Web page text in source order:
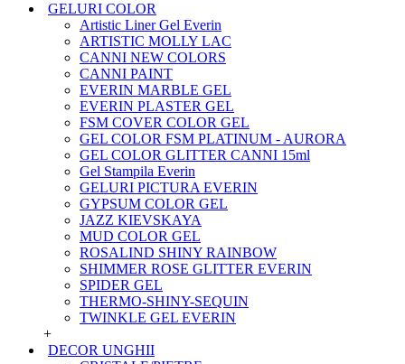
GELURI COLOR
Artistic Liner Gel Everin
ARTISTIC MOLLY LAC
CANNI NEW COLORS
CANNI PAINT
EVERIN MARBLE GEL
EVERIN PLASTER GEL
FSM COVER COLOR GEL
GEL COLOR FSM PLATINUM - AURORA
GEL COLOR GLITTER CANNI 15ml
Gel Stampila Everin
GELURI PICTURA EVERIN
GYPSUM COLOR GEL
JAZZ KIEVSKAYA
MUD COLOR GEL
ROSALIND SHINY RAINBOW
SHIMMER ROSE GLITTER EVERIN
SPIDER GEL
THERMO-SHINY-SEQUIN
TWINKLE GEL EVERIN
+
DECOR UNGHII